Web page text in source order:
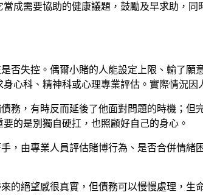
成需要協助的健康議題，鼓勵及早求助，
否失控。偶爾小賭的人能設定上限、輸了
心科、精神科或心理專業評估。實際情況因
務，有時反而延後了他面對問題的時機；
的是別獨自硬扛，也照顧好自己的身心。
，由專業人員評估賭博行為、是否合併情
的絕望感很真實，但債務可以慢慢處理，